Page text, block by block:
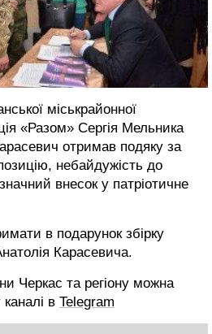
міськрайонної
«Разом» Сергія Мельника
отримав подяку за
небайдужість до
внесок у патріотичне
в подарунок збірку
Карасевича.
Черкас та регіону можна
в Telegram